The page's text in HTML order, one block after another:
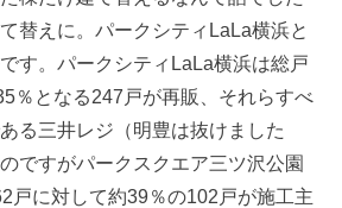
替えに。パークシティLaLa横浜と
す。パークシティLaLa横浜は総戸
％となる247戸が再販、それらすべ
る三井レジ（明豊は抜けました
ですがパークスクエア三ツ沢公園
戸に対して約39％の102戸が施工主